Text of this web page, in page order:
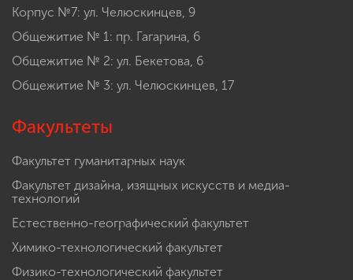
Корпус №7: ул. Челюскинцев, 9
Общежитие № 1: пр. Гагарина, 6
Общежитие № 2: ул. Бекетова, 6
Общежитие № 3: ул. Челюскинцев, 17
Факультеты
Факультет гуманитарных наук
Факультет дизайна, изящных искусств и медиа-
технологий
Естественно-географический факультет
Химико-технологический факультет
Физико-технологический факультет